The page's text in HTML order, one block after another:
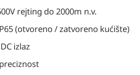
rejting do 2000m n.v.
(otvoreno / zatvoreno kućište)
izlaz